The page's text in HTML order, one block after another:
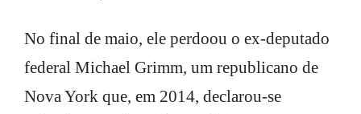
No final de maio, ele perdoou o ex-deputado
federal Michael Grimm, um republicano de
Nova York que, em 2014, declarou-se